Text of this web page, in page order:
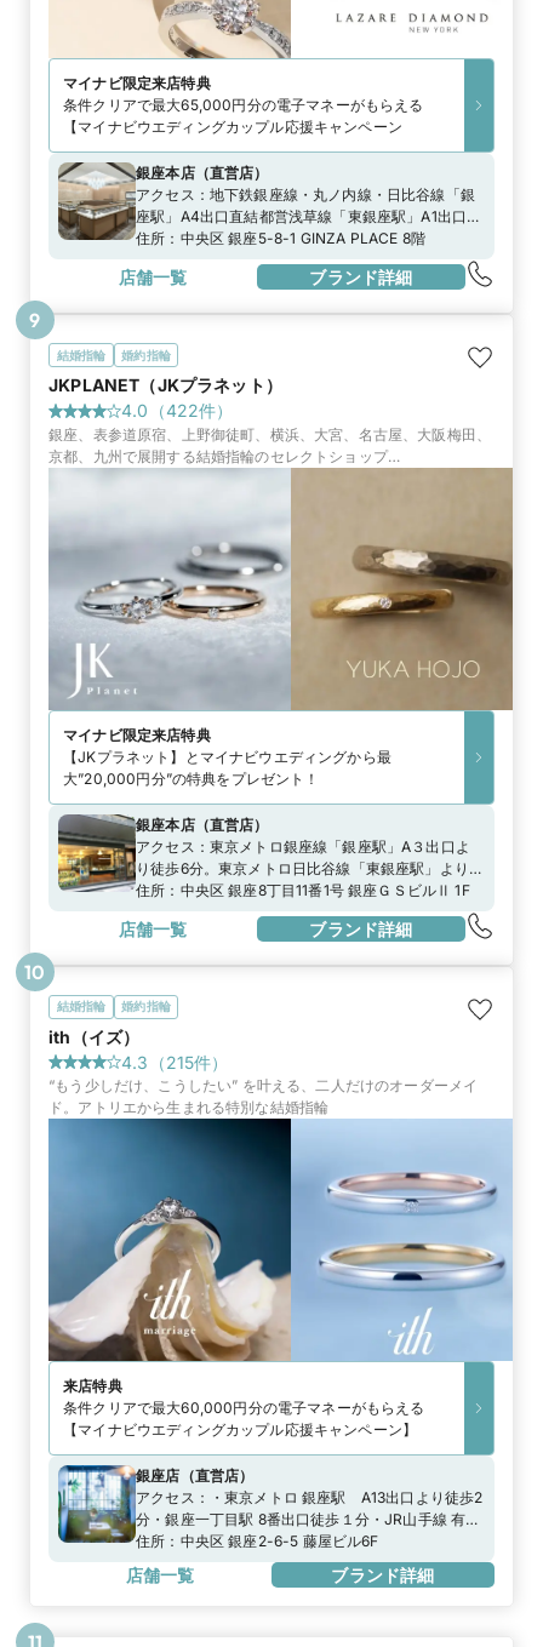
マイナビ限定来店特典
条件クリアで最大65,000円分の電子マネーがもらえる
【マイナビウエディングカップル応援キャンペーン
銀座本店（直営店）
アクセス： 地下鉄銀座線・丸ノ内線・日比谷線「銀
座駅」A4出口直結都営浅草線「東銀座駅」A1出口よ
り徒歩3分都バス「銀座四丁目」より徒歩1分」
住所： 中央区 銀座5-8-1 GINZA PLACE 8階
店舗一覧 ブランド詳細
結婚指輪 婚約指輪
JKPLANET（JKプラネット）
4.0 （422件）
銀座、表参道原宿、上野御徒町、横浜、大宮、名古屋、大阪梅田、
京都、九州で展開する結婚指輪のセレクトショップ
『JKPLANET』。50ブランド2000種類の上質なブライダルリング
マイナビ限定来店特典
【JKプラネット】とマイナビウエディングから最
大”20,000円分”の特典をプレゼント！
銀座本店（直営店）
アクセス： 東京メトロ銀座線「銀座駅」A３出口よ
り徒歩6分。東京メトロ日比谷線「東銀座駅」より徒
歩6分。JR山手線「新橋駅」より徒歩7分。
住所： 中央区 銀座8丁目11番1号 銀座ＧＳビルⅡ 1F
店舗一覧 ブランド詳細
9
結婚指輪 婚約指輪
ith（イズ）
4.3 （215件）
“もう少しだけ、こうしたい” を叶える、二人だけのオーダーメイ
ド。アトリエから生まれる特別な結婚指輪
来店特典
条件クリアで最大60,000円分の電子マネーがもらえる
【マイナビウエディングカップル応援キャンペーン】
銀座店 （直営店）
アクセス：
・東京メトロ 銀座駅 A13出口より徒歩2
分・銀座一丁目駅 8番出口徒歩１分・JR山手線 有楽
町駅 徒歩5分※専用駐車場がございません。近隣の
コインパーキングをご利用ください。
住所： 中央区 銀座2-6-5 藤屋ビル6F
店舗一覧 ブランド詳細
10